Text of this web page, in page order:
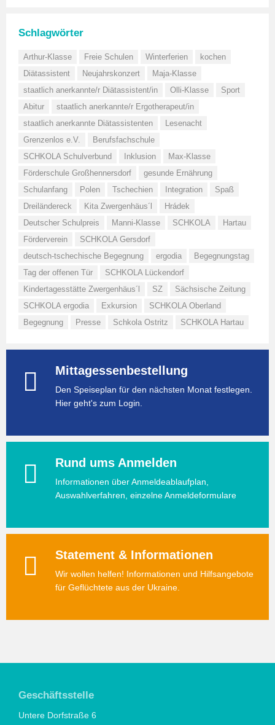
Schlagwörter
Arthur-Klasse Freie Schulen Winterferien
kochen
Diätassistent
Neujahrskonzert
Maja-Klasse
staatlich anerkannte/r Diätassistent/in
Olli-Klasse
Sport
Abitur
staatlich anerkannte/r Ergotherapeut/in
staatlich anerkannte Diätassistenten
Lesenacht
Grenzenlos e.V.
Berufsfachschule
SCHKOLA Schulverbund
Inklusion
Max-Klasse
Förderschule Großhennersdorf
gesunde Ernährung
Schulanfang
Polen Tschechien Integration
Spaß
Dreiländereck
Kita Zwergenhäus´l
Hrádek
Deutscher Schulpreis
Manni-Klasse SCHKOLA
Hartau
Förderverein
SCHKOLA Gersdorf
deutsch-tschechische Begegnung
ergodia
Begegnungstag
Tag der offenen Tür
SCHKOLA Lückendorf
Kindertagesstätte Zwergenhäus´l
SZ
Sächsische Zeitung
SCHKOLA ergodia
Exkursion
SCHKOLA Oberland
Begegnung
Presse Schkola Ostritz SCHKOLA Hartau
Mittagessenbestellung
Den Speiseplan für den nächsten Monat festlegen.
Hier geht's zum Login.
Rund ums Anmelden
Informationen über Anmeldeablaufplan,
Auswahlverfahren, einzelne Anmeldeformulare
Statement & Informationen
Wir wollen helfen! Informationen und Hilfsangebote
für Geflüchtete aus der Ukraine.
Geschäftsstelle
Untere Dorfstraße 6